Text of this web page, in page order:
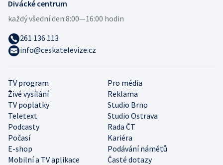
TV program
Pro média
Živé vysílání
Reklama
TV poplatky
Studio Brno
Teletext
Studio Ostrava
Podcasty
Rada ČT
Počasí
Kariéra
E-shop
Podávání námětů
Mobilní a TV aplikace
Časté dotazy
Divácké centrum
každý všední den:8:00—16:00 hodin
261 136 113
info@ceskatelevize.cz